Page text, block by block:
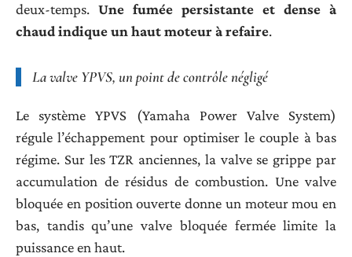
deux-temps. Une fumée persistante et dense à
chaud indique un haut moteur à refaire.
La valve YPVS, un point de contrôle négligé
Le système YPVS (Yamaha Power Valve System)
régule l’échappement pour optimiser le couple à bas
régime. Sur les TZR anciennes, la valve se grippe par
accumulation de résidus de combustion. Une valve
bloquée en position ouverte donne un moteur mou en
bas, tandis qu’une valve bloquée fermée limite la
puissance en haut.